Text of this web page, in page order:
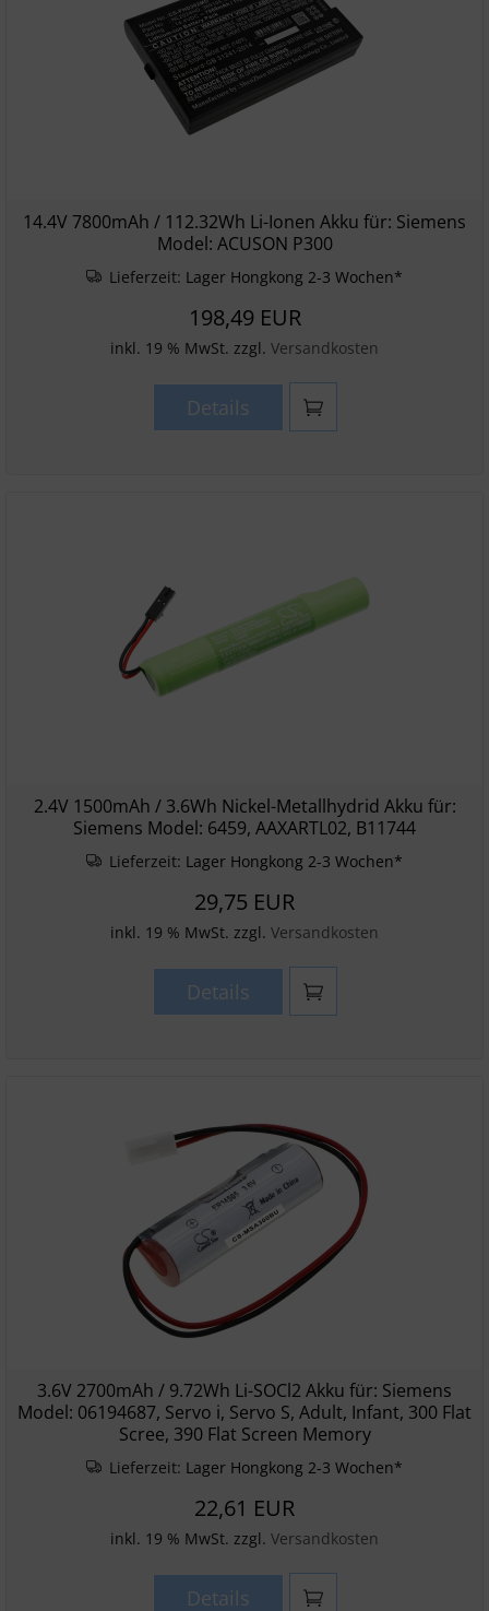
14.4V 7800mAh / 112.32Wh Li-Ionen Akku für: Siemens
Model: ACUSON P300
Lieferzeit: Lager Hongkong 2-3 Wochen*
198,49 EUR
inkl. 19 % MwSt. zzgl. Versandkosten
Details
2.4V 1500mAh / 3.6Wh Nickel-Metallhydrid Akku für:
Siemens Model: 6459, AAXARTL02, B11744
Lieferzeit: Lager Hongkong 2-3 Wochen*
29,75 EUR
inkl. 19 % MwSt. zzgl. Versandkosten
Details
3.6V 2700mAh / 9.72Wh Li-SOCl2 Akku für: Siemens
Model: 06194687, Servo i, Servo S, Adult, Infant, 300 Flat
Scree, 390 Flat Screen Memory
Lieferzeit: Lager Hongkong 2-3 Wochen*
22,61 EUR
inkl. 19 % MwSt. zzgl. Versandkosten
Details